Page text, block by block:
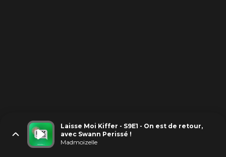
Laisse Moi Kiffer - S9E1 - On est de retour,
avec Swann Perissé !
Madmoizelle